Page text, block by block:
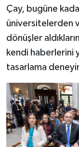
Çay, bugüne
üniversitelerden
dönüşler
kendi haberlerini
tasarlama